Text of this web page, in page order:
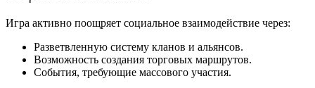
Игра активно поощряет социальное взаимодействие через:
Разветвленную систему кланов и альянсов.
Возможность создания торговых маршрутов.
События, требующие массового участия.